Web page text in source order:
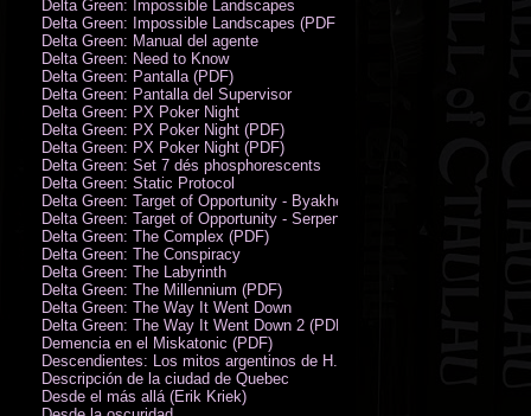
Delta Green: Impossible Landscapes
Delta Green: Impossible Landscapes (PDF - Espiral)
Delta Green: Manual del agente
Delta Green: Need to Know
Delta Green: Pantalla (PDF)
Delta Green: Pantalla del Supervisor
Delta Green: PX Poker Night
Delta Green: PX Poker Night (PDF)
Delta Green: PX Poker Night (PDF)
Delta Green: Set 7 dés phosphorescents
Delta Green: Static Protocol
Delta Green: Target of Opportunity - Byakhee
Delta Green: Target of Opportunity - Serpent Man
Delta Green: The Complex (PDF)
Delta Green: The Conspiracy
Delta Green: The Labyrinth
Delta Green: The Millennium (PDF)
Delta Green: The Way It Went Down
Delta Green: The Way It Went Down 2 (PDF)
Demencia en el Miskatonic (PDF)
Descendientes: Los mitos argentinos de H.P. Lovecraft
Descripción de la ciudad de Quebec
Desde el más allá (Erik Kriek)